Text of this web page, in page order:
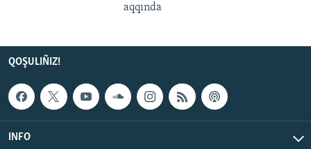
aqqında
QOŞULIÑIZ!
INFO